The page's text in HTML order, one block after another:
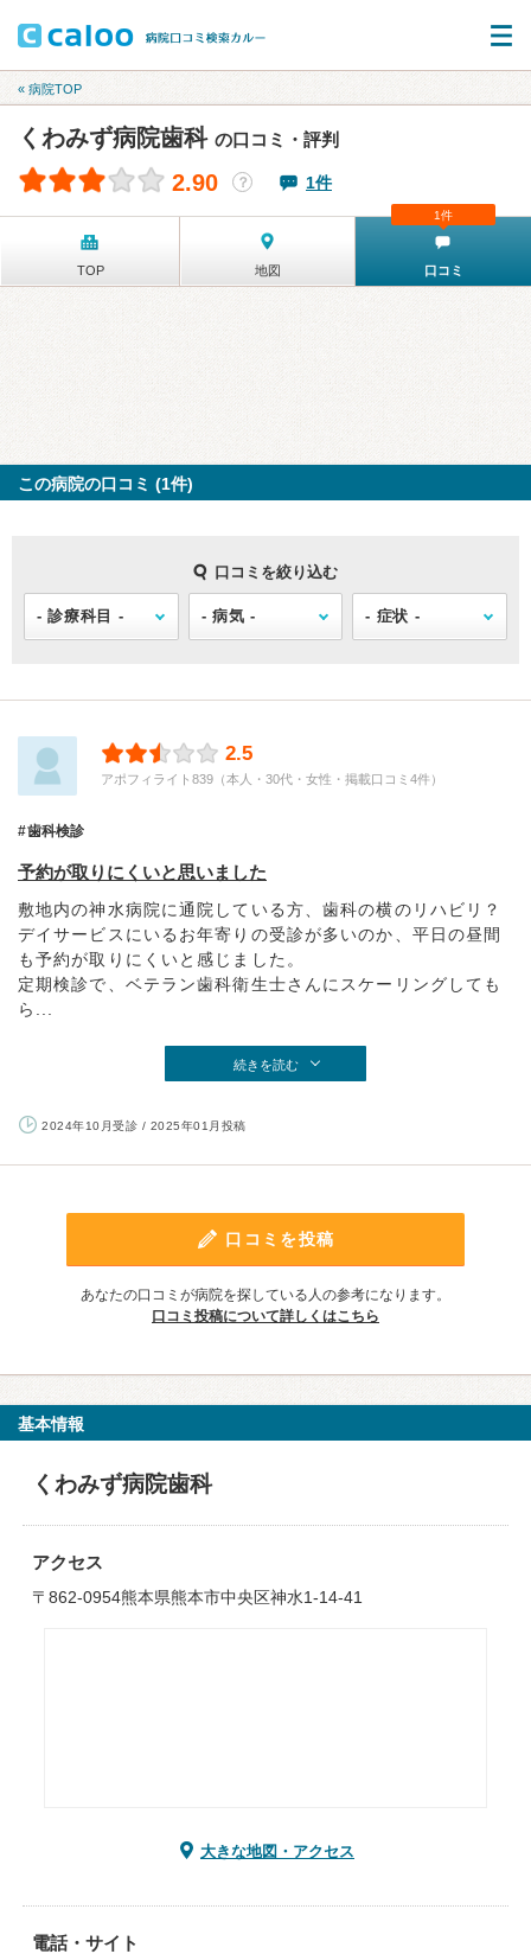
« 病院TOP
くわみず病院歯科 の口コミ・評判
2.90 ？ 1件
TOP 地図 口コミ
1件
この病院の口コミ (1件)
口コミを絞り込む
2.5
アポフィライト839（本人・30代・女性・掲載口コミ4件）
歯科検診
予約が取りにくいと思いました
敷地内の神水病院に通院している方、歯科の横のリハビリ？
デイサービスにいるお年寄りの受診が多いのか、平日の昼間
も予約が取りにくいと感じました。
定期検診で、ベテラン歯科衛生士さんにスケーリングしても
ら...
続きを読む
2024年10月受診 / 2025年01月投稿
口コミを投稿
あなたの口コミが病院を探している人の参考になります。
口コミ投稿について詳しくはこちら
基本情報
くわみず病院歯科
アクセス
〒862-0954熊本県熊本市中央区神水1-14-41
大きな地図・アクセス
電話・サイト